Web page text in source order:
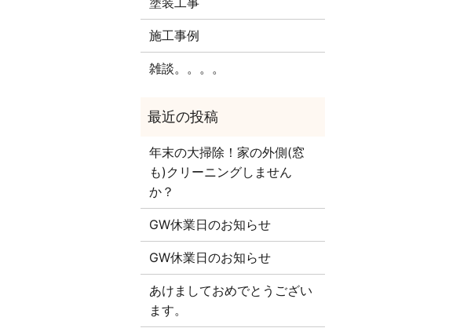
施工事例
雑談。。。。
年末の大掃除！家の外側(窓
も)クリーニングしません
か？
GW休業日のお知らせ
GW休業日のお知らせ
あけましておめでとうござい
ます。